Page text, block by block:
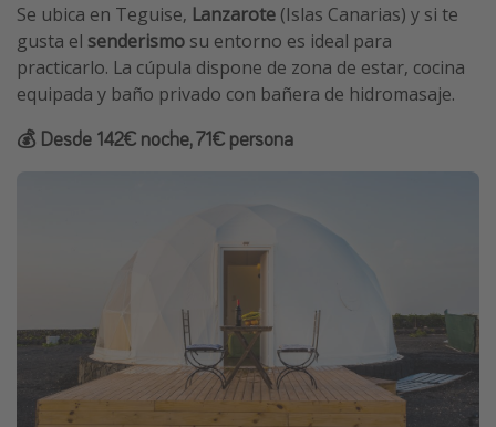
Se ubica en Teguise, Lanzarote (Islas Canarias) y si te
gusta el senderismo su entorno es ideal para
practicarlo. La cúpula dispone de zona de estar, cocina
equipada y baño privado con bañera de hidromasaje.
💰 Desde 142€ noche, 71€ persona